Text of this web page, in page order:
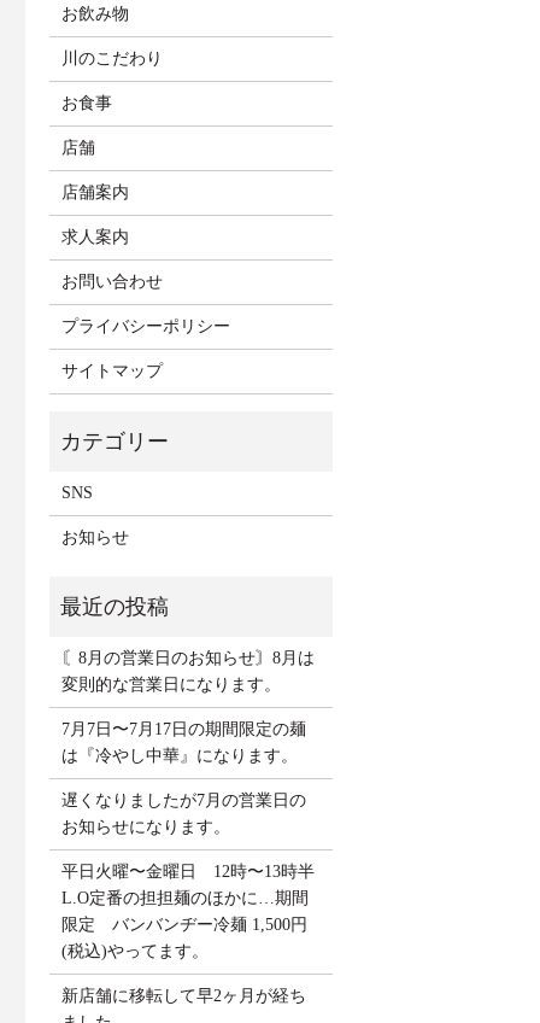
お飲み物
川のこだわり
お食事
店舗
店舗案内
求人案内
お問い合わせ
プライバシーポリシー
サイトマップ
SNS
お知らせ
〘8月の営業日のお知らせ〙8月は
変則的な営業日になります。
7月7日〜7月17日の期間限定の麺
は『冷やし中華』になります。
遅くなりましたが7月の営業日の
お知らせになります。
平日火曜〜金曜日 12時〜13時半
L.O定番の担担麺のほかに…期間
限定 バンバンヂー冷麺 1,500円
(税込)やってます。
新店舗に移転して早2ヶ月が経ち